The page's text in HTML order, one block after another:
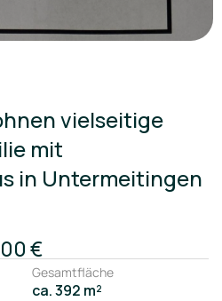
vielseitige
mit
in Untermeitingen
€
Gesamtfläche
ca. 392 m²